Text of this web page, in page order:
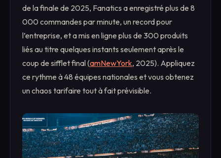
de la finale de 2025, Fanatics a enregistré plus de 8
000 commandes par minute, un record pour
l’entreprise, et a mis en ligne plus de 300 produits
liés au titre quelques instants seulement après le
coup de sifflet final (amNewYork, 2025). Appliquez
ce rythme à 48 équipes nationales et vous obtenez
un chaos tarifaire tout à fait prévisible.